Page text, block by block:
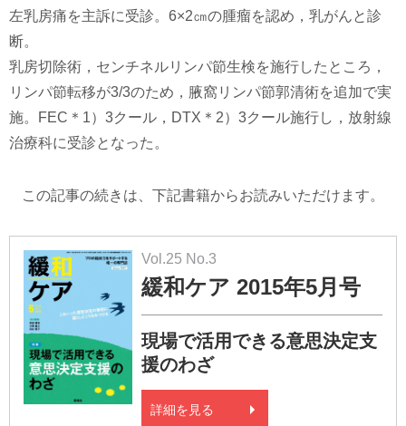
左乳房痛を主訴に受診。6×2㎝の腫瘤を認め，乳がんと診
断。
乳房切除術，センチネルリンパ節生検を施行したところ，
リンパ節転移が3/3のため，腋窩リンパ節郭清術を追加で実
施。FEC＊1）3クール，DTX＊2）3クール施行し，放射線
治療科に受診となった。
この記事の続きは、下記書籍からお読みいただけます。
Vol.25 No.3
緩和ケア 2015年5月号
現場で活用できる意思決定支
援のわざ
詳細を見る